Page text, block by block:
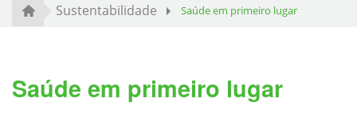
Sustentabilidade
Saúde em primeiro lugar
Saúde em primeiro lugar